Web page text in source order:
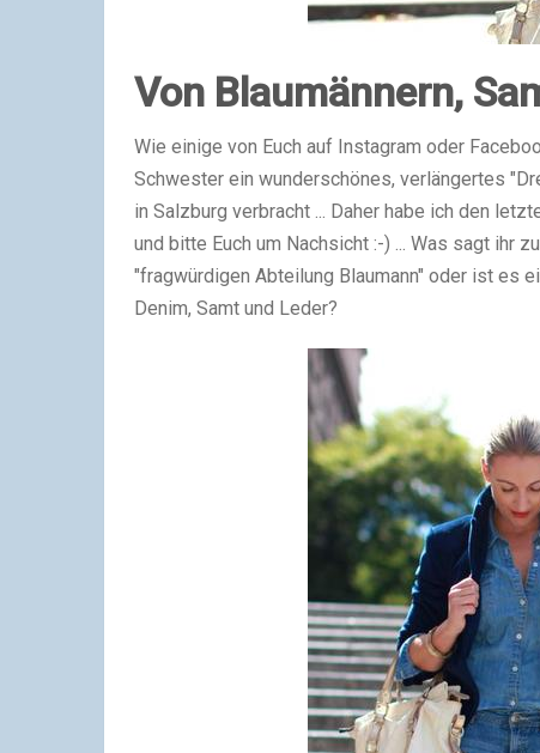
Von Blaumännern,
Wie einige von Euch auf Instagram oder
Schwester ein wunderschönes, verlängertes
in Salzburg verbracht ... Daher habe ich den
und bitte Euch um Nachsicht :-) ... Was sagt ihr
"fragwürdigen Abteilung Blaumann" oder ist es
Denim, Samt und Leder?